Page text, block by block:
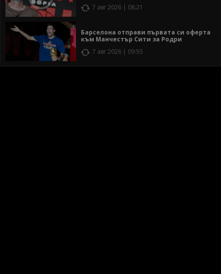
7 авг 2026 | 08:21
Барселона отправи първата си оферта
към Манчестър Сити за Родри
7 авг 2026 | 09:55